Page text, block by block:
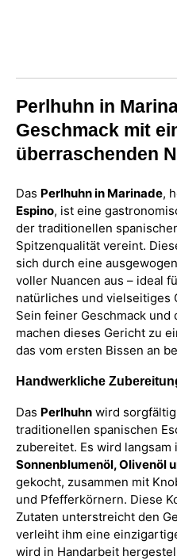
Perlhuhn in
Geschmack mit
überraschenden
Das Perlhuhn in Marinade,
Espino, ist eine
der traditionellen
Spitzenqualität vereint.
sich durch eine
voller Nuancen aus – ideal
natürliches und vielseitiges
Sein feiner Geschmack
machen dieses Gericht zu
das vom ersten Bissen an
Handwerkliche
Das Perlhuhn wird
traditionellen spanischen
zubereitet. Es wird langsam
Sonnenblumenöl, Olivenöl
gekocht, zusammen mit
und Pfefferkörnern. Diese
Zutaten unterstreicht den
verleiht ihm eine
wird in Handarbeit